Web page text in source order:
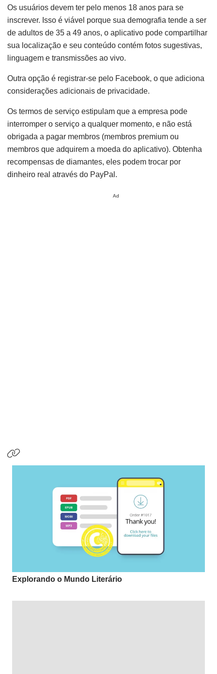
Os usuários devem ter pelo menos 18 anos para se
inscrever. Isso é viável porque sua demografia tende a ser
de adultos de 35 a 49 anos, o aplicativo pode compartilhar
sua localização e seu conteúdo contém fotos sugestivas,
linguagem e transmissões ao vivo.
Outra opção é registrar-se pelo Facebook, o que adiciona
considerações adicionais de privacidade.
Os termos de serviço estipulam que a empresa pode
interromper o serviço a qualquer momento, e não está
obrigada a pagar membros (membros premium ou
membros que adquirem a moeda do aplicativo). Obtenha
recompensas de diamantes, eles podem trocar por
dinheiro real através do PayPal.
Ad
Explorando o Mundo Literário